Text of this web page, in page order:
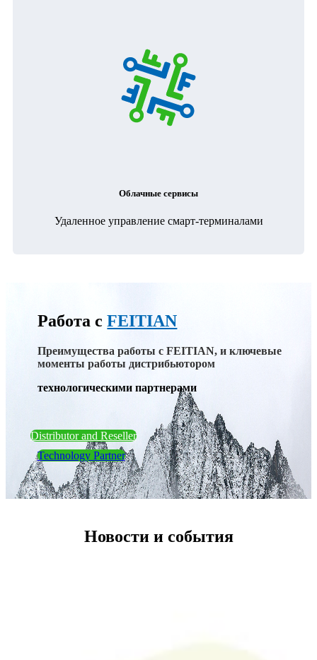
Облачные сервисы
Удаленное управление смарт-терминалами
Работа сFEITIAN
Преимущества работы с FEITIAN, и ключевые
моменты работы дистрибьютором
технологическими партнерами
Distributor and Reseller
Technology Partner
Новости и события